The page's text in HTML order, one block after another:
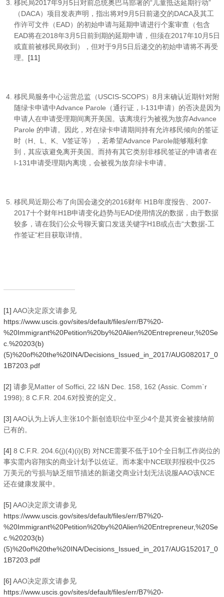
移民局2017年9月5日对前总统奥巴马部署的“儿童抵达延期行动”
（DACA）项目发表声明，指出将对9月5日前递交的DACA及其工
作许可文件（EAD）的初始申请与延期申请进行个案审查（包含
EAD将在2018年3月5日前到期的延期申请，但须在2017年10月5日
或直前被移民局收到），但对于9月5日后递交的初始申请将不再受
理。 [11]
移民局服务中心运营总监（USCIS-SCOPS）8月末确认近期针对附
随绿卡申请中Advance Parole（通行证，I-131申请）的否决是因为
申请人在申请受理期间离开美国。该离境行为被视为放弃Advance
Parole 的申请。因此，对在绿卡申请期间持有允许移民倾向的签证
时（H、L、K、V签证等），若希望Advance Parole能够顺利拿
到，其应该避免离开美国。而持有其它类别非移民签证的申请者在
I-131申请受理期内离境，会被视为放弃绿卡申请。
移民局近期公布了向国会递交的2016财年 H1B年度报告、2007-
2017十个财年H1B申请变化趋势与EAD使用情况的数据，由于数据
较多，请在我们公众号聊天窗口发送关键字H1B或点击“大数据-工
作签证”栏目获取详情。
[1] AAO决定原文请参见
https://www.uscis.gov/sites/default/files/err/B7%20-
%20Immigrant%20Petition%20by%20Alien%20Entrepreneur,%20Se
c.%20203(b)
(5)%20of%20the%20INA/Decisions_Issued_in_2017/AUG082017_0
1B7203.pdf
[2] 请参见Matter of Soffici, 22 I&N Dec. 158, 162 (Assic. Comm`r
1998); 8 C.F.R. 204.6对投资的定义。
[3] AAO认为上诉人主张10个新创造职位中至少4个是其资金被接纳前
已有的。
[4] 8 C.F.R. 204.6(j)(4)(i)(B) 对NCE需要不低于10个全日制工作岗位的
事实需内容翔实的商业计划予以佐证。而本案中NCE联邦报税中仅25
万美元的亏损与缺乏细节描述的新递交商业计划无法说服AAO该NCE
还在健康发展中。
[5] AAO决定原文请参见
https://www.uscis.gov/sites/default/files/err/B7%20-
%20Immigrant%20Petition%20by%20Alien%20Entrepreneur,%20Se
c.%20203(b)
(5)%20of%20the%20INA/Decisions_Issued_in_2017/AUG152017_0
1B7203.pdf
[6] AAO决定原文请参见
https://www.uscis.gov/sites/default/files/err/B7%20-